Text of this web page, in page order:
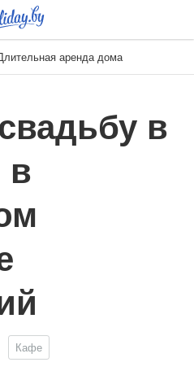
аренда дома
в
в
Кафе